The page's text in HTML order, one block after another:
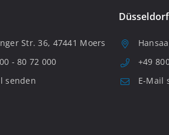
Str. 36, 47441 Moers
- 80 72 000
senden
Düsseldorf
+49
E-Mail